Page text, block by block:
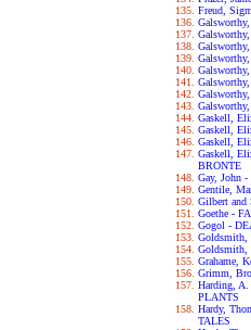
Freud,
Gaskell,
Gaskell,
Gaskell,
Gaskell,
BRONTE
Gay, John
Gentile,
Gilbert and
Goethe -
Gogol -
Goldsmith,
Grahame,
Grimm,
Harding,
PLANTS
Hardy,
TALES